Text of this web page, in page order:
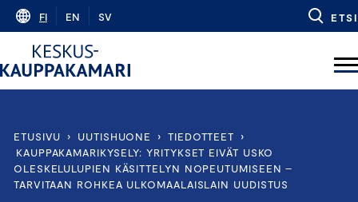
Skip
content
FI EN SV ETSI
ETUSIVU › UUTISHUONE › TIEDOTTEET
›
KAUPPAKAMARIKYSELY: YRITYKSET EIVÄT USKO
OLESKELULUPIEN KÄSITTELYN NOPEUTUMISEEN –
TARVITAAN ROHKEA ULKOMAALAISLAIN UUDISTUS